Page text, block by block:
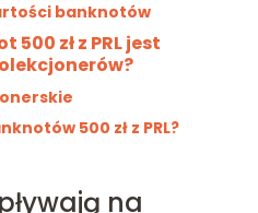
banknotów
zł z PRL jest
500 zł z PRL?
na